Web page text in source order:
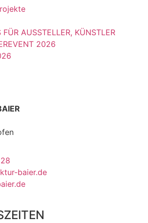
FÜR AUSSTELLER, KÜNSTLER
2026
baier.de